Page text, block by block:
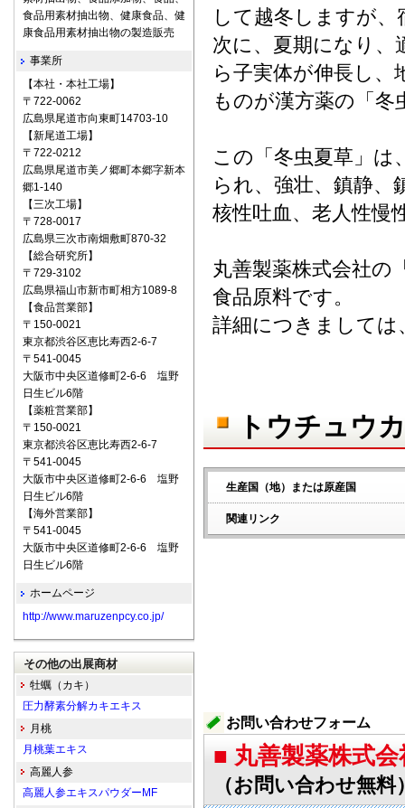
して越冬しますが
次に、夏期になり、
ら子実体が伸長し
ものが漢方薬の「
この「冬虫夏草」は
られ、強壮、鎮静
核性吐血、老人性慢
丸善製薬株式会社の
食品原料です。
詳細につきましては
トウチュウ
生産国（地）または原産国
関連リンク
お問い合わせフォーム
■ 丸善製薬株式会
（お問い合わせ無料
食品用素材抽出物、健康食品、健
康食品用素材抽出物の製造販売
事業所
【本社・本社工場】
〒722‐0062
広島県尾道市向東町14703-10
【新尾道工場】
〒722‐0212
広島県尾道市美ノ郷町本郷字新本
郷1-140
【三次工場】
〒728-0017
広島県三次市南畑敷町870-32
【総合研究所】
〒729-3102
広島県福山市新市町相方1089-8
【食品営業部】
〒150‐0021
東京都渋谷区恵比寿西2-6-7
〒541‐0045
大阪市中央区道修町2-6-6 塩野
日生ビル6階
【薬粧営業部】
〒150‐0021
東京都渋谷区恵比寿西2-6-7
〒541‐0045
大阪市中央区道修町2-6-6 塩野
日生ビル6階
【海外営業部】
〒541-0045
大阪市中央区道修町2-6-6 塩野
日生ビル6階
ホームページ
http://www.maruzenpcy.co.jp/
その他の出展商材
牡蠣（カキ）
圧力酵素分解カキエキス
月桃
月桃葉エキス
高麗人参
高麗人参エキスパウダーMF